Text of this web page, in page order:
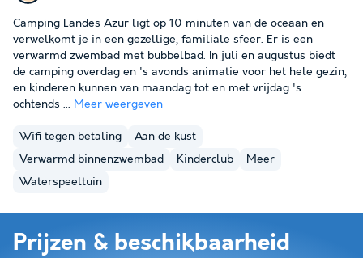
Camping Landes Azur ligt op 10 minuten van de oceaan en
verwelkomt je in een gezellige, familiale sfeer. Er is een
verwarmd zwembad met bubbelbad. In juli en augustus biedt
de camping overdag en 's avonds animatie voor het hele gezin,
en kinderen kunnen van maandag tot en met vrijdag 's
ochtends ... Meer weergeven
Wifi tegen betaling
Aan de kust
Verwarmd binnenzwembad
Kinderclub
Meer
Waterspeeltuin
Prijzen & beschikbaarheid